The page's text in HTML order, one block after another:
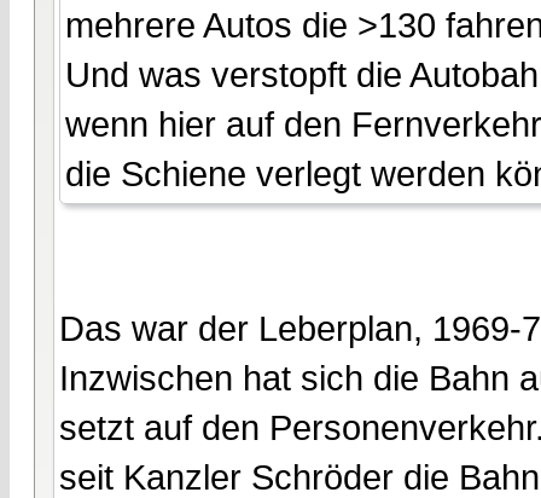
mehrere Autos die >130
Und was verstopft die
wenn hier auf den
die Schiene verlegt werden
Das war der Leberplan, 1969-
Inzwischen hat sich die Bahn
setzt auf den
seit Kanzler Schröder die